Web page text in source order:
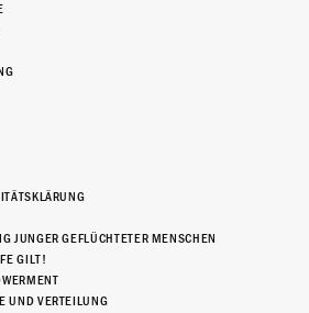
JUNGER GEFLÜCHTETER MENSCHEN
GILT!
UND VERTEILUNG